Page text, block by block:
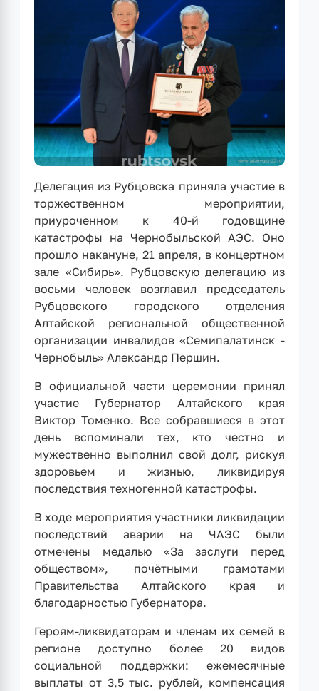
Делегация из Рубцовска приняла участие в
торжественном мероприятии,
приуроченном к 40-й годовщине
катастрофы на Чернобыльской АЭС. Оно
прошло накануне, 21 апреля, в концертном
зале «Сибирь». Рубцовскую делегацию из
восьми человек возглавил председатель
Рубцовского городского отделения
Алтайской региональной общественной
организации инвалидов «Семипалатинск -
Чернобыль» Александр Першин.
В официальной части церемонии принял
участие Губернатор Алтайского края
Виктор Томенко. Все собравшиеся в этот
день вспоминали тех, кто честно и
мужественно выполнил свой долг, рискуя
здоровьем и жизнью, ликвидируя
последствия техногенной катастрофы.
В ходе мероприятия участники ликвидации
последствий аварии на ЧАЭС были
отмечены медалью «За заслуги перед
обществом», почётными грамотами
Правительства Алтайского края и
благодарностью Губернатора.
Героям-ликвидаторам и членам их семей в
регионе доступно более 20 видов
социальной поддержки: ежемесячные
выплаты от 3,5 тыс. рублей, компенсация